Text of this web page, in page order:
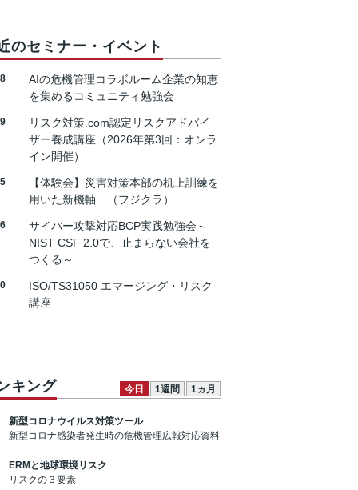
のセミナー・イベント
AIの危機管理コラボルーム企業の知恵
を集めるコミュニティ勉強会
リスク対策.com認定リスクアドバイ
ザー養成講座（2026年第3回：オンラ
イン開催）
【体験会】災害対策本部の机上訓練を
用いた新機軸 （フジクラ）
サイバー攻撃対応BCP実践勉強会～
NIST CSF 2.0で、止まらない会社を
つくる～
ISO/TS31050 エマージング・リスク
講座
キング 今日 1週間 1ヵ月
新型コロナウイルス対策ツール
新型コロナ感染者発生時の危機管理広報対応資料
ERMと地球環境リスク
リスクの３要素